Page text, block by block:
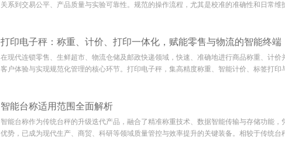
关系到交易公平、产品质量与实验可靠性。规范的操作流程，尤其是校准的准确性和日常
打印电子秤：称重、计价、打印一体化，赋能零售与物流的智能终端
在现代连锁零售、生鲜超市、物流仓储及邮政快递领域，快速、准确地进行商品称重、计
客户体验与实现规范化管理的核心环节。打印电子秤，集高精度称重、智能计价、标签打
智能台称适用范围全面解析
智能台称作为传统台秤的升级迭代产品，融合了精准称重技术、数据智能传输与存储功能
优势，已成为现代生产、商贸、科研等领域质量管控与效率提升的关键装备。相较于传统